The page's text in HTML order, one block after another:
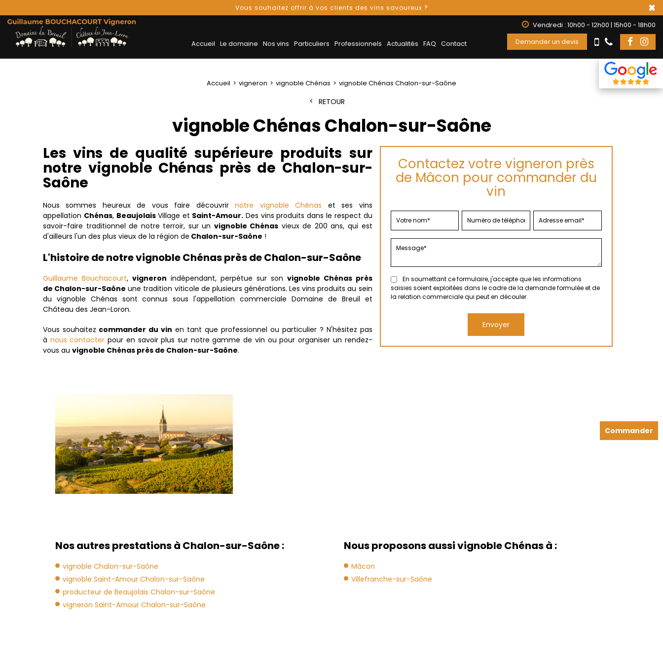
Vous souhaitez offrir à vos clients des vins savoureux ? ×
Vendredi : 10h00 - 12h00 | 15h00 - 18h00
Accueil Le domaine Nos vins Particuliers Professionnels Actualités FAQ Contact Demander un devis
Accueil vigneron vignoble Chénas vignoble Chénas Chalon-sur-Saône
RETOUR
vignoble Chénas Chalon-sur-Saône
Les vins de qualité supérieure produits sur
notre vignoble Chénas près de Chalon-sur-
Saône
Nous sommes heureux de vous faire découvrirnotre vignoble Chénas et ses vins
appellation Chénas, BeaujolaisVillage et Saint-Amour.Des vins produits dans le respect du
savoir-faire traditionnel de notre terroir, sur un vignoble Chénas vieux de 200 ans, qui est
d'ailleurs l'un des plus vieux de la région de Chalon-sur-Saône !
L'histoire de notre vignoble Chénas près de Chalon-sur-Saône
Guillaume Bouchacourt, vigneron indépendant, perpétue sur son vignoble Chénas près
de Chalon-sur-Saône une tradition viticole de plusieurs générations. Les vins produits au sein
du vignoble Chénas sont connus sous l'appellation commerciale Domaine de Breuil et
Château des Jean-Loron.
Vous souhaitez commander du vin en tant que professionnel ou particulier ? N'hésitez pas
à nous contacter pour en savoir plus sur notre gamme de vin ou pour organiser un rendez-
vous au vignoble Chénas près de Chalon-sur-Saône.
Contactez votre vigneron près
de Mâcon pour commander du
vin
En soumettant ce formulaire, j'accepte que les informations
saisies soient exploitées dans le cadre de la demande formulée et de
la relation commerciale qui peut en découler.
Nos autres prestations à Chalon-sur-Saône :
vignoble Chalon-sur-Saône
vignoble Saint-Amour Chalon-sur-Saône
producteur de Beaujolais Chalon-sur-Saône
vigneron Saint-Amour Chalon-sur-Saône
Nous proposons aussi vignoble Chénas à :
Mâcon
Villefranche-sur-Saône
Commander